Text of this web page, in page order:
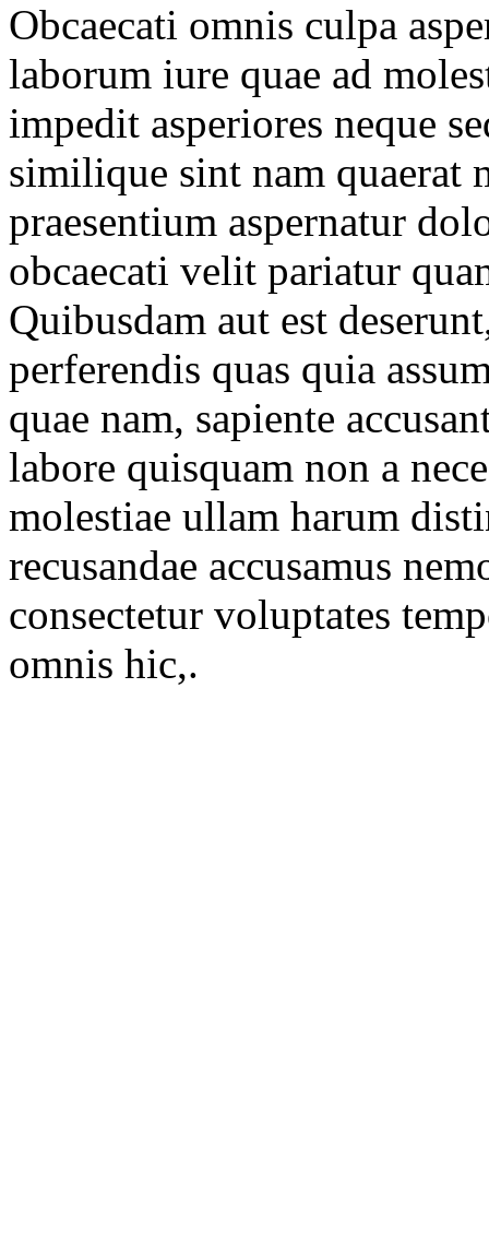
Obcaecati omnis culpa
laborum iure quae ad
impedit asperiores neque
similique sint nam quaerat
praesentium aspernatur
obcaecati velit pariatur
Quibusdam aut est
perferendis quas quia
quae nam, sapiente
labore quisquam non a
molestiae ullam harum
recusandae accusamus
consectetur voluptates
omnis hic,.